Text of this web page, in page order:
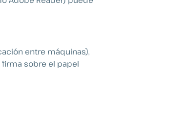
entre máquinas),
sobre el papel